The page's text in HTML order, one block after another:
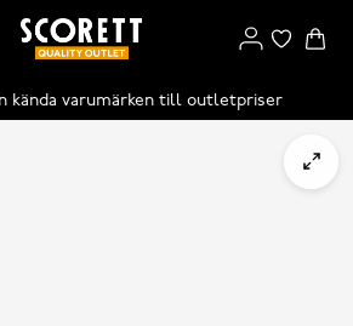
kända varumärken till outletpriser